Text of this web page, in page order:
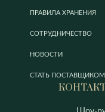
ПРАВИЛА ХРАНЕНИЯ
СОТРУДНИЧЕСТВО
НОВОСТИ
СТАТЬ ПОСТАВЩИКОМ